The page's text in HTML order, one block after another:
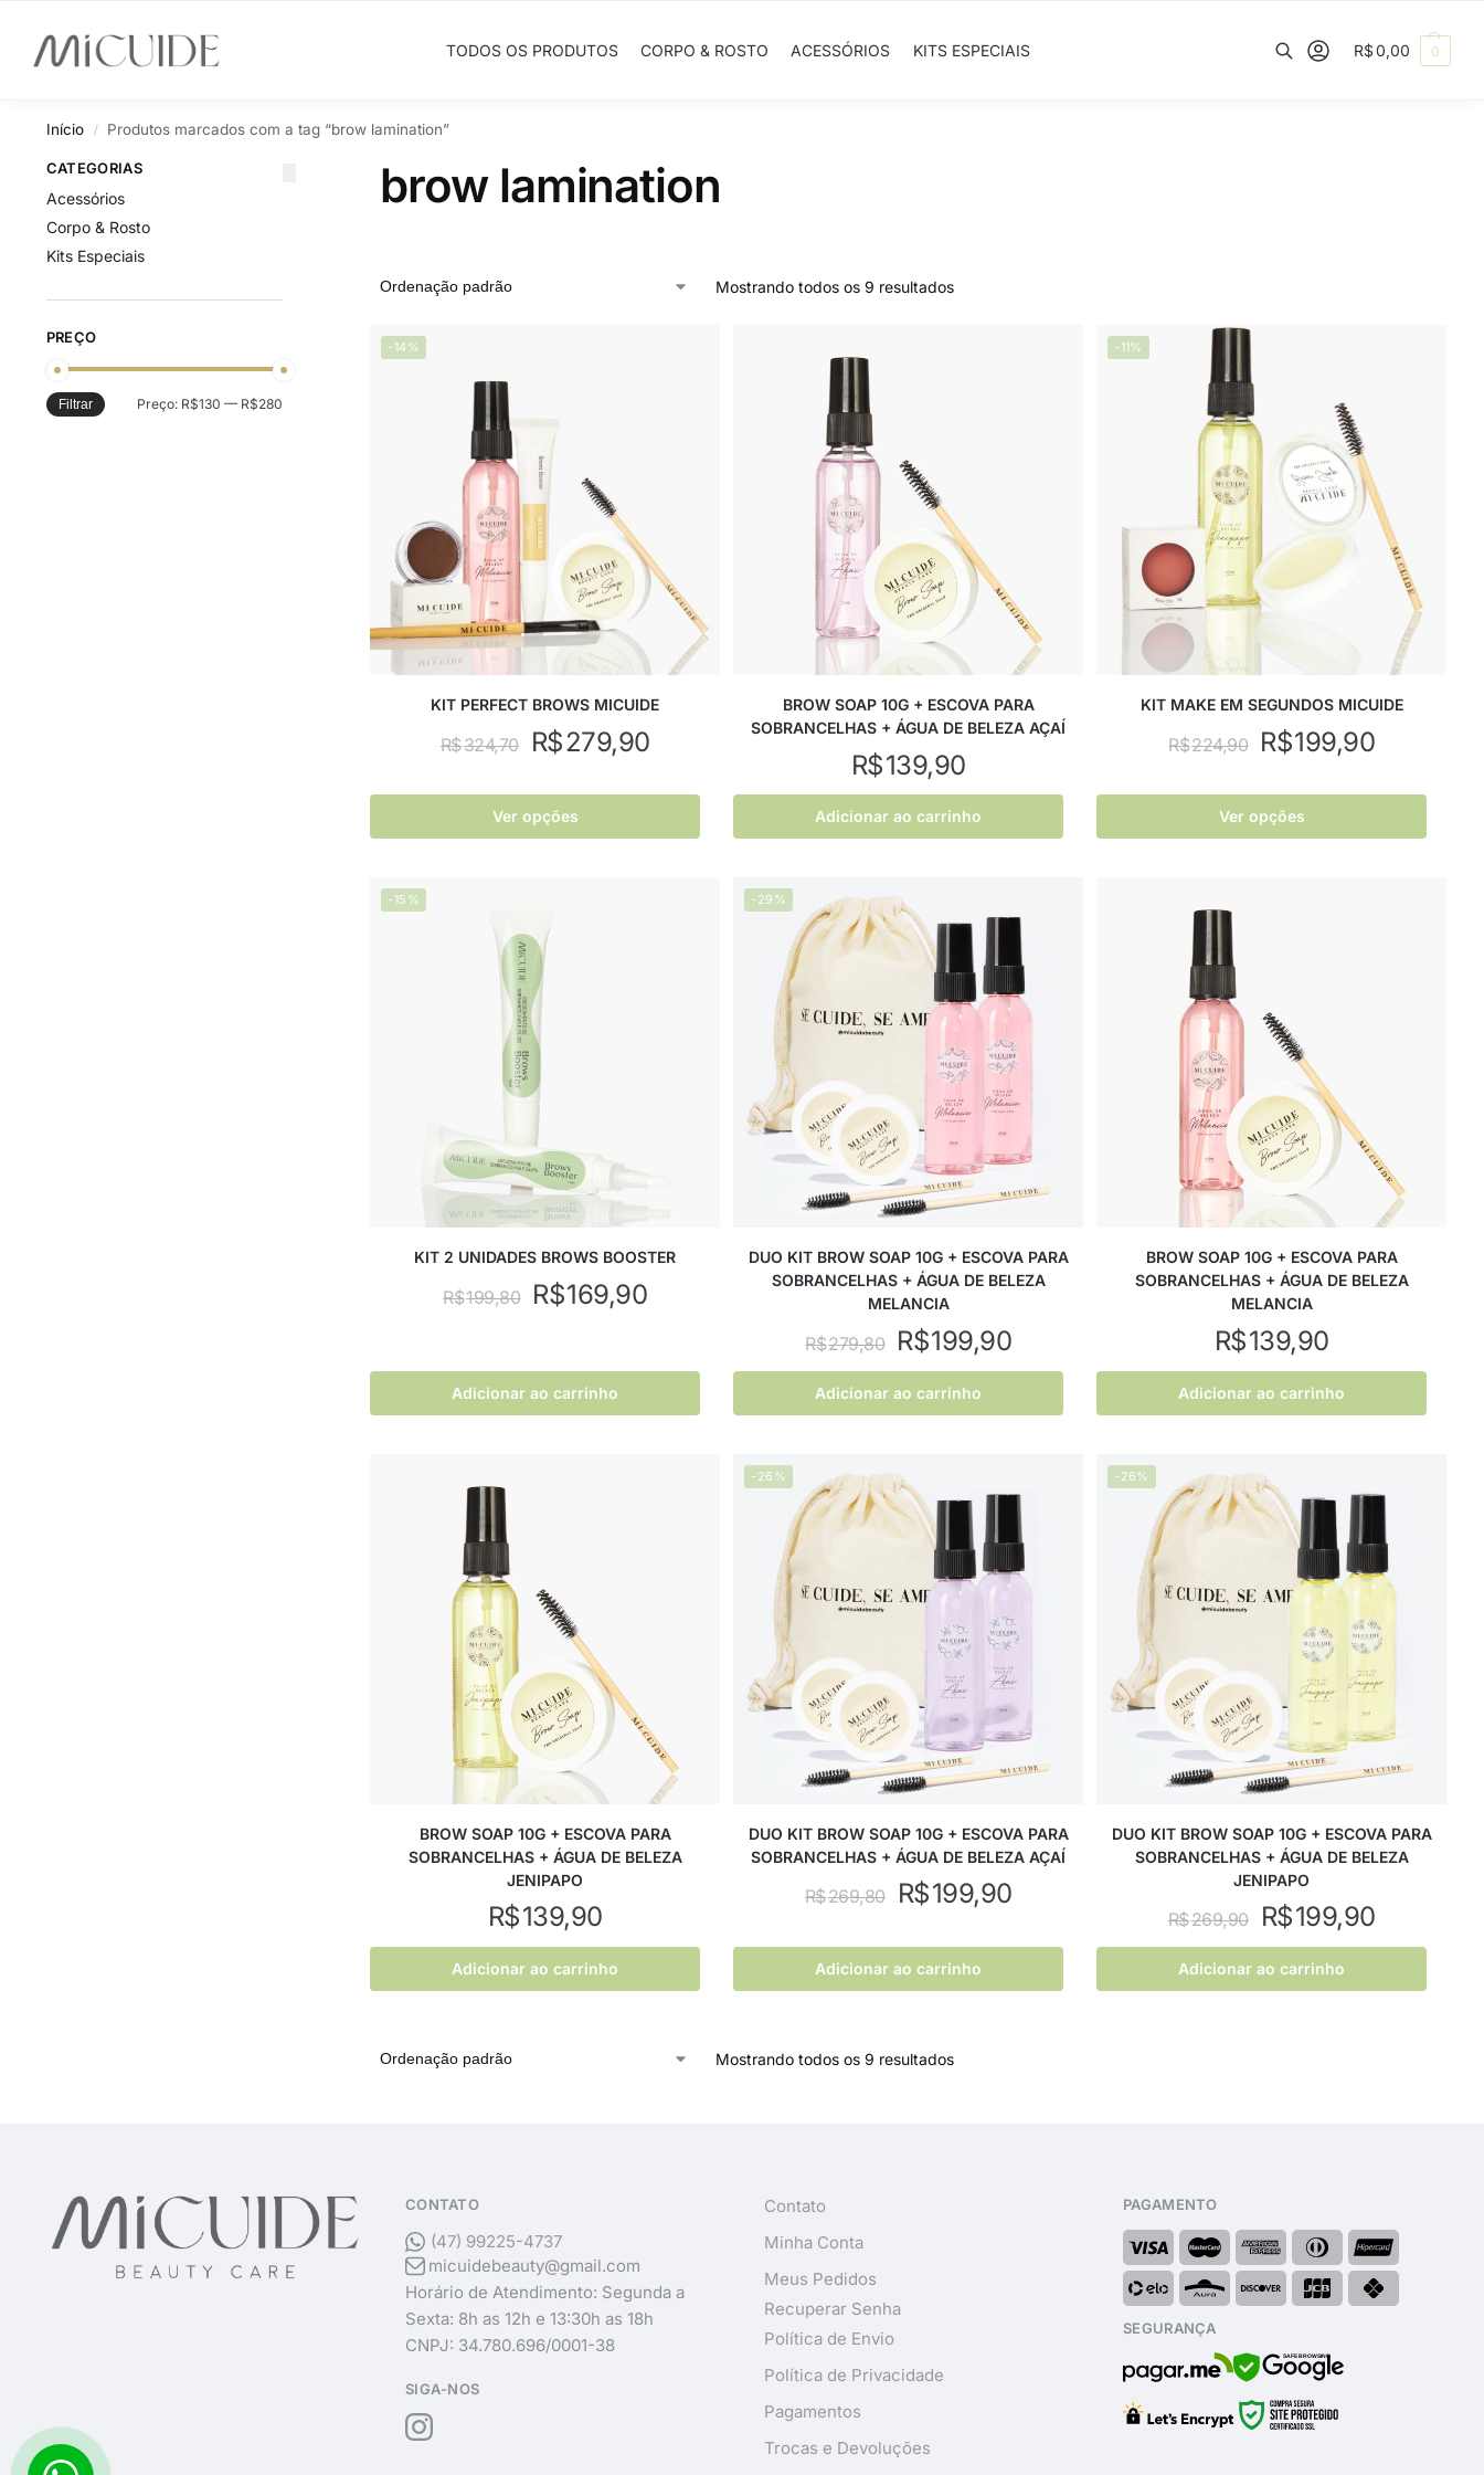
TODOS OS PRODUTOS CORPO & ROSTO ACESSÓRIOS KITS ESPECIAIS
Search
R$0,00 0
Início / Produtos marcados com a tag “brow lamination”
brow lamination
Mostrando todos os 9 resultados
-14%
KIT PERFECT BROWS MICUIDE
R$324,70 R$279,90
Ver opções
BROW SOAP 10G + ESCOVA PARA
SOBRANCELHAS + ÁGUA DE BELEZA AÇAÍ
R$139,90
Adicionar ao carrinho
-11%
KIT MAKE EM SEGUNDOS MICUIDE
R$224,90 R$199,90
Ver opções
-15%
KIT 2 UNIDADES BROWS BOOSTER
R$199,80 R$169,90
Adicionar ao carrinho
-29%
DUO KIT BROW SOAP 10G + ESCOVA PARA
SOBRANCELHAS + ÁGUA DE BELEZA
MELANCIA
R$279,80 R$199,90
Adicionar ao carrinho
BROW SOAP 10G + ESCOVA PARA
SOBRANCELHAS + ÁGUA DE BELEZA
MELANCIA
R$139,90
Adicionar ao carrinho
BROW SOAP 10G + ESCOVA PARA
SOBRANCELHAS + ÁGUA DE BELEZA
JENIPAPO
R$139,90
Adicionar ao carrinho
-26%
DUO KIT BROW SOAP 10G + ESCOVA PARA
SOBRANCELHAS + ÁGUA DE BELEZA AÇAÍ
R$269,80 R$199,90
Adicionar ao carrinho
-26%
DUO KIT BROW SOAP 10G + ESCOVA PARA
SOBRANCELHAS + ÁGUA DE BELEZA
JENIPAPO
R$269,90 R$199,90
Adicionar ao carrinho
Mostrando todos os 9 resultados
CATEGORIAS
Acessórios
Corpo & Rosto
Kits Especiais
PREÇO
Filtrar Preço: R$130 — R$280
CONTATO
(47) 99225-4737
micuidebeauty@gmail.com
Horário de Atendimento: Segunda a
Sexta: 8h as 12h e 13:30h as 18h
CNPJ: 34.780.696/0001-38
SIGA-NOS
Contato
Minha Conta
Meus Pedidos
Recuperar Senha
Política de Envio
Política de Privacidade
Pagamentos
Trocas e Devoluções
PAGAMENTO
SEGURANÇA
SAFE BROWSING